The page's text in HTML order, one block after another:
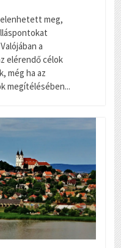
meg,
a
elérendő célok
még ha az
megítélésében...